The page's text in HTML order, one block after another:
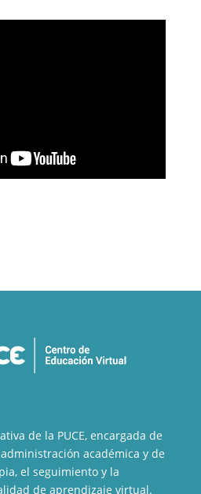
de la PUCE, encargada de
académica y de
el seguimiento y la
de aprendizaje virtual.